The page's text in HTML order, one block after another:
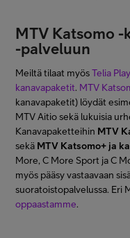
MTV Katsomo -
-palveluun
Meiltä tilaat myösTelia Play
kanavapaketit. MTV
kanavapaketit) löydät
MTV Aitio sekä lukuisia
Kanavapaketteihin MTV
sekä MTV Katsomo+ ja
More, C More Sport ja C
myös pääsy vastaavaan
suoratoistopalvelussa. Eri
oppaastamme.